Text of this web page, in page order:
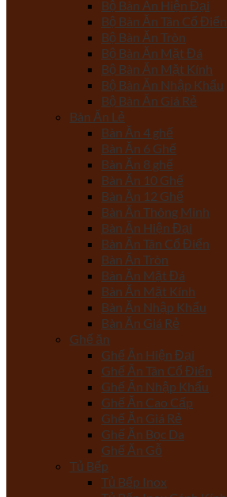
Bộ Bàn Ăn Hiện Đại
Bộ Bàn Ăn Tân Cổ Điển
Bộ Bàn Ăn Tròn
Bộ Bàn Ăn Mặt Đá
Bộ Bàn Ăn Mặt Kính
Bộ Bàn Ăn Nhập Khẩu
Bộ Bàn Ăn Giá Rẻ
Bàn Ăn Lẻ
Bàn Ăn 4 ghế
Bàn Ăn 6 Ghế
Bàn Ăn 8 ghế
Bàn Ăn 10 Ghế
Bàn Ăn 12 Ghế
Bàn Ăn Thông Minh
Bàn Ăn Hiện Đại
Bàn Ăn Tân Cổ Điển
Bàn Ăn Tròn
Bàn Ăn Mặt Đá
Bàn Ăn Mặt Kính
Bàn Ăn Nhập Khẩu
Bàn Ăn Giá Rẻ
Ghế ăn
Ghế Ăn Hiện Đại
Ghế Ăn Tân Cổ Điển
Ghế Ăn Nhập Khẩu
Ghế Ăn Cao Cấp
Ghế Ăn Giá Rẻ
Ghế Ăn Bọc Da
Ghế Ăn Gỗ
Tủ Bếp
Tủ Bếp Inox